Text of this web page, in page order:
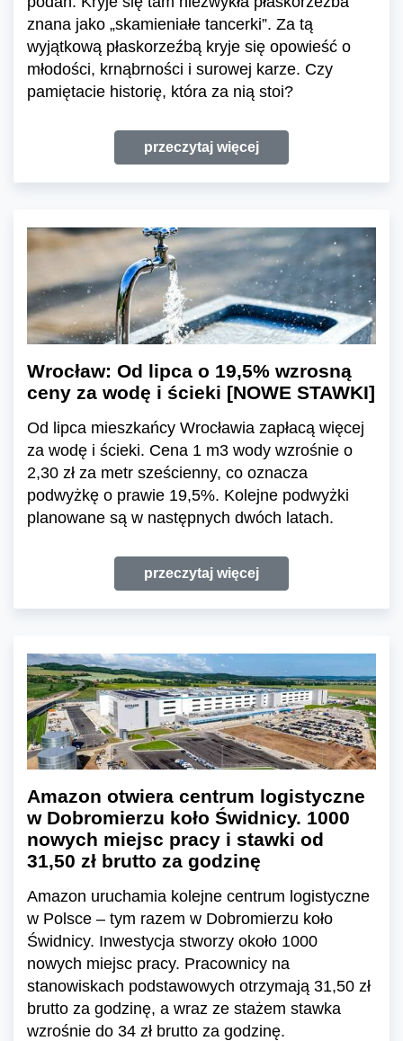
znana jako „skamieniałe tancerki”. Za tą
wyjątkową płaskorzeźbą kryje się opowieść o
młodości, krnąbrności i surowej karze. Czy
pamiętacie historię, która za nią stoi?
przeczytaj więcej
Wrocław: Od lipca o 19,5% wzrosną
ceny za wodę i ścieki [NOWE STAWKI]
Od lipca mieszkańcy Wrocławia zapłacą więcej
za wodę i ścieki. Cena 1 m3 wody wzrośnie o
2,30 zł za metr sześcienny, co oznacza
podwyżkę o prawie 19,5%. Kolejne podwyżki
planowane są w następnych dwóch latach.
przeczytaj więcej
Amazon otwiera centrum logistyczne
w Dobromierzu koło Świdnicy. 1000
nowych miejsc pracy i stawki od
31,50 zł brutto za godzinę
Amazon uruchamia kolejne centrum logistyczne
w Polsce – tym razem w Dobromierzu koło
Świdnicy. Inwestycja stworzy około 1000
nowych miejsc pracy. Pracownicy na
stanowiskach podstawowych otrzymają 31,50 zł
brutto za godzinę, a wraz ze stażem stawka
wzrośnie do 34 zł brutto za godzinę.